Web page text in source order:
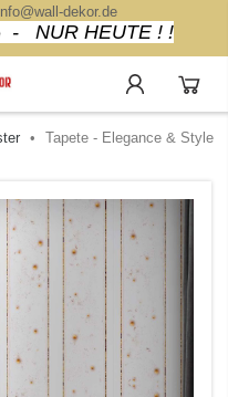
dekor.de
- NUR HEUTE ! !
Tapete - Elegance & Style